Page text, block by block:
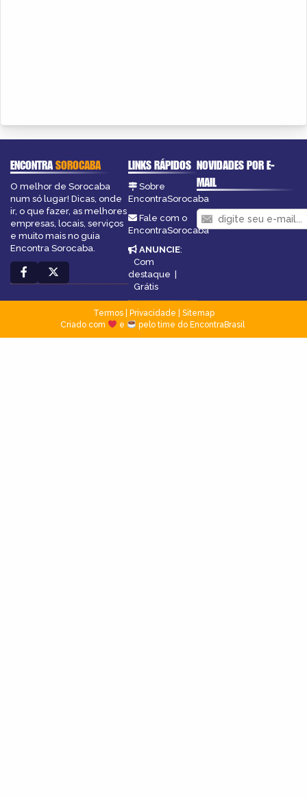
ENCONTRASOROCABA
O melhor de Sorocaba
num só lugar! Dicas, onde
ir, o que fazer, as melhores
empresas, locais, serviços
e muito mais no guia
Encontra Sorocaba.
LINKS RÁPIDOS
Sobre
EncontraSorocaba
Fale com o
EncontraSorocaba
ANUNCIE:
Com
destaque |
Grátis
NOVIDADES POR E-
MAIL
Termos| Privacidade
Sitemap
Criado com
e pelo time do EncontraBrasil